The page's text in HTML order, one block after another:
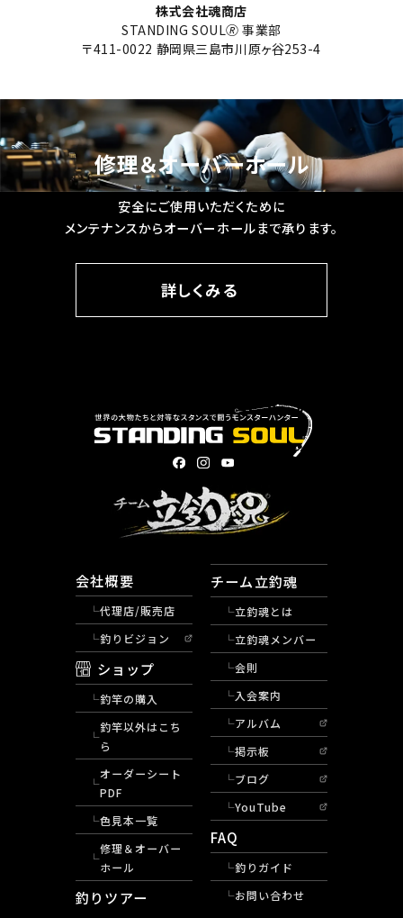
株式会社魂商店
STANDING SOUL🄬 事業部
〒411-0022 静岡県三島市川原ヶ谷253-4
修理＆オーバーホール
安全にご使用いただくために
メンテナンスからオーバーホールまで承ります。
詳しくみる
会社概要
代理店/販売店
釣りビジョン
ショップ
釣竿の購入
釣竿以外はこち
ら
オーダーシート
PDF
色見本一覧
修理＆オーバー
ホール
釣りツアー
チーム立釣魂
立釣魂とは
立釣魂メンバー
会則
入会案内
アルバム
掲示板
ブログ
YouTube
FAQ
釣りガイド
お問い合わせ